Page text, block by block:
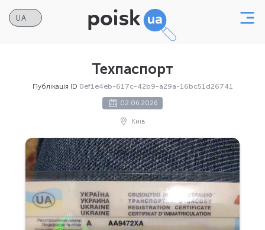
Техпаспорт
Публікація ID 0ef1e4eb-617c-42b9-a29a-16bc51d26741
02.06.2026
Київ